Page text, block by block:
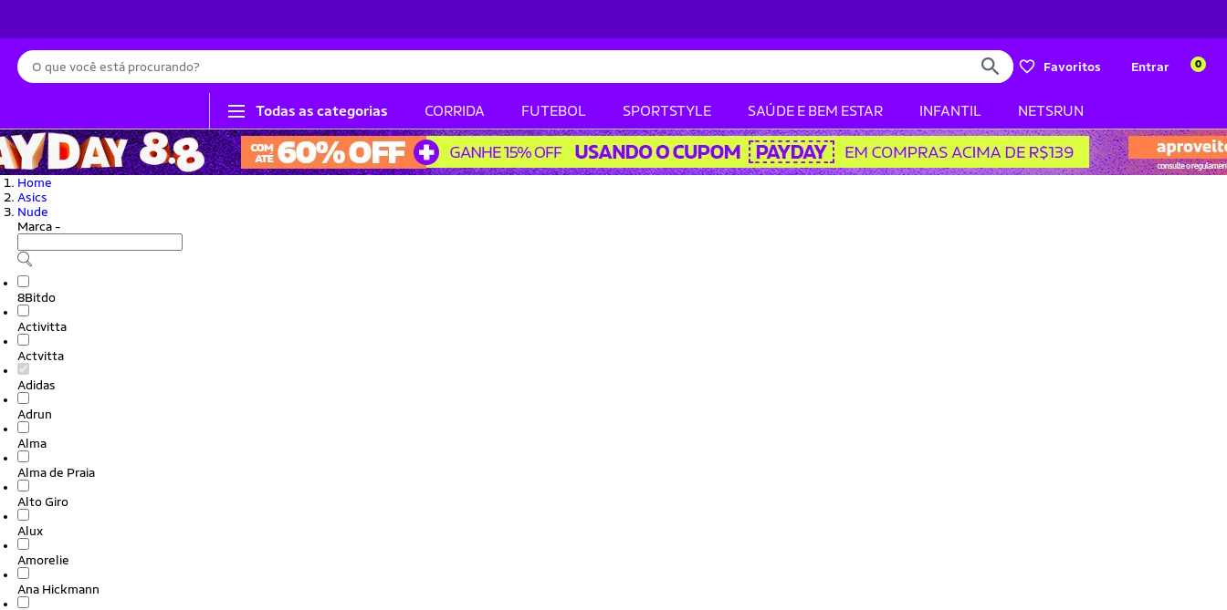
Busca
Favoritos Entrar 0
Todas as categorias CORRIDA FUTEBOL SPORTSTYLE SAÚDE E BEM ESTAR INFANTIL NETSRUN
Home
Asics
Nude
Marca -
8Bitdo
Activitta
Actvitta
Adidas
Adrun
Alma
Alma de Praia
Alto Giro
Alux
Amorelie
Ana Hickmann